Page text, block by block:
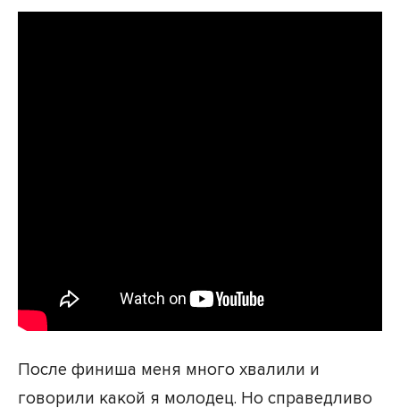
После финиша меня много хвалили и
говорили какой я молодец. Но справедливо